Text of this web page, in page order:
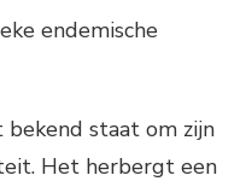
endemische
staat om zijn
Het herbergt een